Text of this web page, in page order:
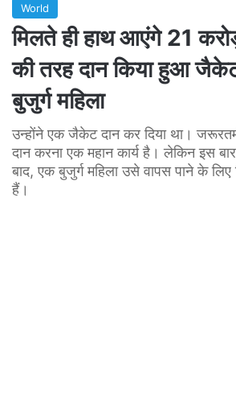
World
मिलते ही हाथ आएंगे 21
की तरह दान किया हुआ
बुजुर्ग महिला
उन्होंने एक जैकेट दान कर दिया था।
दान करना एक महान कार्य है। लेकिन इस
बाद, एक बुजुर्ग महिला उसे वापस पाने के
हैं।